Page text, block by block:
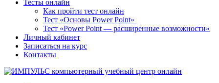
Тесты онлайн
Как пройти тест онлайн
Тест «Основы Power Point»
Тест «Power Point — расширенные возможности»
Личный кабинет
Записаться на курс
Контакты